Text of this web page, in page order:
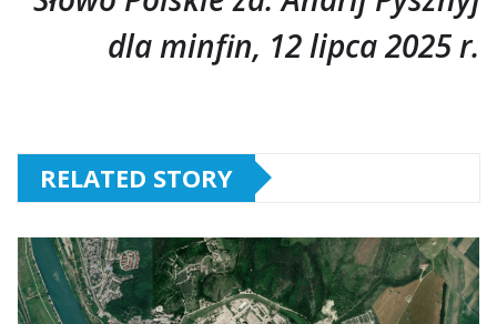
dla minfin, 12 lipca 2025 r.
RELATED STORY